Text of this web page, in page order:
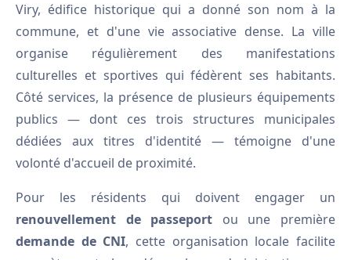
Viry, édifice historique qui a donné son nom à la
commune, et d'une vie associative dense. La ville
organise régulièrement des manifestations
culturelles et sportives qui fédèrent ses habitants.
Côté services, la présence de plusieurs équipements
publics — dont ces trois structures municipales
dédiées aux titres d'identité — témoigne d'une
volonté d'accueil de proximité.
Pour les résidents qui doivent engager un
renouvellement de passeport ou une première
demande de CNI, cette organisation locale facilite